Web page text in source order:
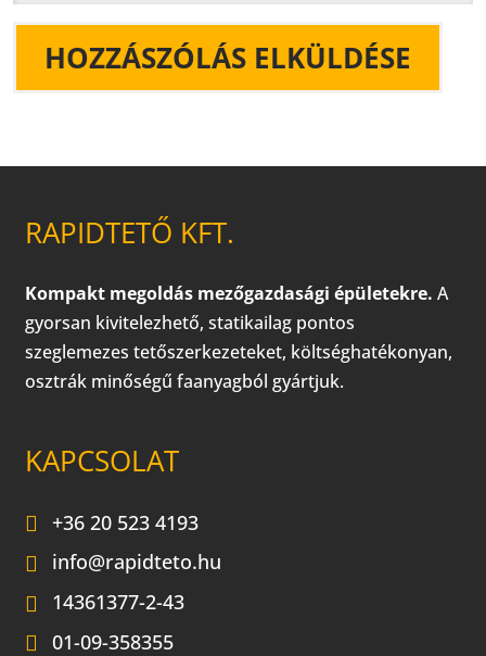
RAPIDTETŐ KFT.
Kompakt megoldás mezőgazdasági épületekre. A
gyorsan kivitelezhető, statikailag pontos
szeglemezes tetőszerkezeteket, költséghatékonyan,
osztrák minőségű faanyagból gyártjuk.
KAPCSOLAT
+36 20 523 4193
info@rapidteto.hu
14361377-2-43
01-09-358355